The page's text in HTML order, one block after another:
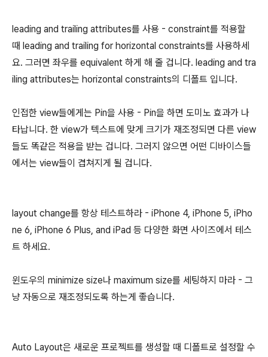
leading and trailing attributes를 사용 - constraint를 적용할
때 leading and trailing for horizontal constraints를 사용하세
요. 그러면 좌우를 equivalent 하게 해 줄 겁니다. leading and tra
iling attributes는 horizontal constraints의 디폴트 입니다.
인접한 view들에게는 Pin을 사용 - Pin을 하면 도미노 효과가 나
타납니다. 한 view가 텍스트에 맞게 크기가 재조정되면 다른 view
들도 똑같은 적용을 받는 겁니다. 그러지 않으면 어떤 디바이스들
에서는 view들이 겹쳐지게 될 겁니다.
layout change를 항상 테스트하라 - iPhone 4, iPhone 5, iPho
ne 6, iPhone 6 Plus, and iPad 등 다양한 화면 사이즈에서 테스
트 하세요.
윈도우의 minimize size나 maximum size를 세팅하지 마라 - 그
냥 자동으로 재조정되도록 하는게 좋습니다.
Auto Layout은 새로운 프로젝트를 생성할 때 디폴트로 설정할 수